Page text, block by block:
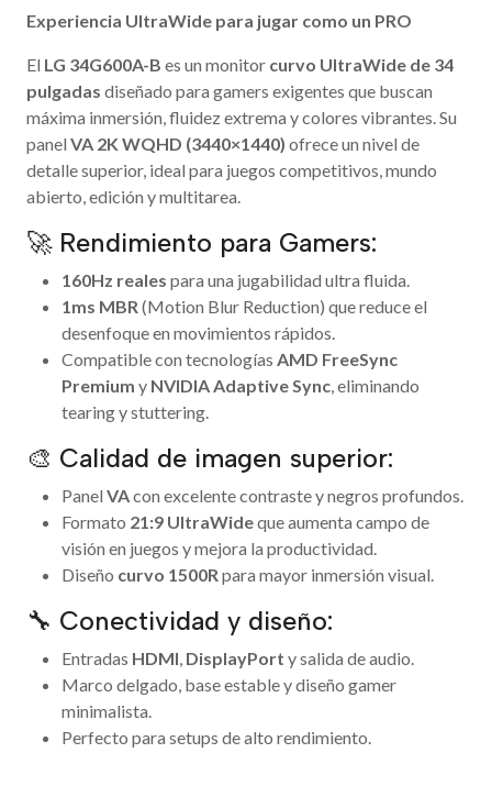
Experiencia UltraWide para jugar como un PRO
El LG 34G600A-B es un monitor curvo UltraWide de 34
pulgadas diseñado para gamers exigentes que buscan
máxima inmersión, fluidez extrema y colores vibrantes. Su
panel VA 2K WQHD (3440×1440) ofrece un nivel de
detalle superior, ideal para juegos competitivos, mundo
abierto, edición y multitarea.
🚀 Rendimiento para Gamers:
160Hz reales para una jugabilidad ultra fluida.
1ms MBR (Motion Blur Reduction) que reduce el
desenfoque en movimientos rápidos.
Compatible con tecnologías AMD FreeSync
Premium y NVIDIA Adaptive Sync, eliminando
tearing y stuttering.
🎨 Calidad de imagen superior:
Panel VAcon excelente contraste y negros profundos.
Formato 21:9 UltraWideque aumenta campo de
visión en juegos y mejora la productividad.
Diseño curvo 1500R para mayor inmersión visual.
🔧 Conectividad y diseño:
Entradas HDMI, DisplayPort y salida de audio.
Marco delgado, base estable y diseño gamer
minimalista.
Perfecto para setups de alto rendimiento.